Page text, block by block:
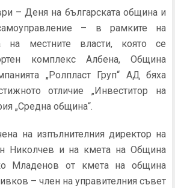
– Деня на българската община и
– в рамките на
на местните власти, която се
комплекс Албена, Община
„Ролпласт Груп“ АД бяха
отличие „Инвеститор на
„Средна община“.
на изпълнителния директор на
Николчев и на кмета на Община
Младенов от кмета на община
– член на управителния съвет